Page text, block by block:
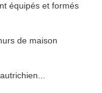
équipés et formés
de maison